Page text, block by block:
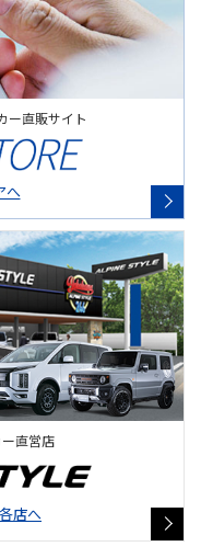
ー直販サイト
へ
直営店
店へ